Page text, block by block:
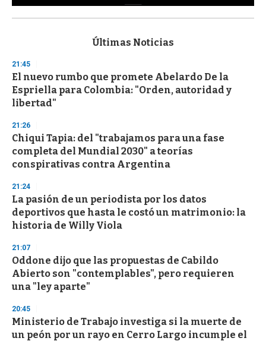
s
d
s
o
f
3
s
e
c
o
n
Últimas Noticias
21:45
El nuevo rumbo que promete Abelardo De la
Espriella para Colombia: "Orden, autoridad y
libertad"
21:26
Chiqui Tapia: del "trabajamos para una fase
completa del Mundial 2030" a teorías
conspirativas contra Argentina
21:24
La pasión de un periodista por los datos
deportivos que hasta le costó un matrimonio: la
historia de Willy Viola
21:07
Oddone dijo que las propuestas de Cabildo
Abierto son "contemplables", pero requieren
una "ley aparte"
20:45
Ministerio de Trabajo investiga si la muerte de
un peón por un rayo en Cerro Largo incumple el